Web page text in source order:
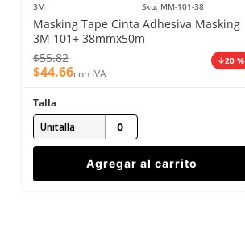
3M Sku: MM-101-38
Masking Tape Cinta Adhesiva Masking
3M 101+ 38mmx50m
$55.82
$44.66con IVA
20 %
Talla
Unitalla
Agregar al carrito